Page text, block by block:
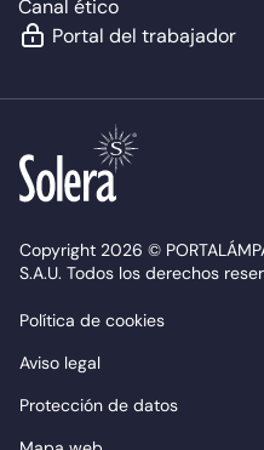
Canal ético
Portal del trabajador
Copyright 2026 ©
S.A.U. Todos los derechos
Política de cookies
Aviso legal
Protección de datos